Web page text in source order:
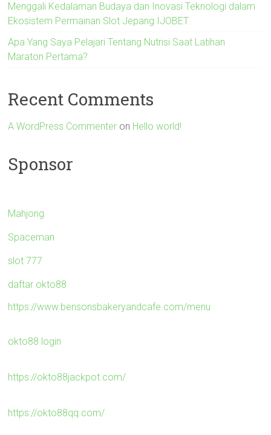
Menggali Kedalaman Budaya dan Inovasi Teknologi dalam
Ekosistem Permainan Slot Jepang IJOBET
Apa Yang Saya Pelajari Tentang Nutrisi Saat Latihan
Maraton Pertama?
Recent Comments
A WordPress Commenter on Hello world!
Sponsor
Mahjong
Spaceman
slot 777
daftar okto88
https://www.bensonsbakeryandcafe.com/menu
okto88 login
https://okto88jackpot.com/
https://okto88qq.com/